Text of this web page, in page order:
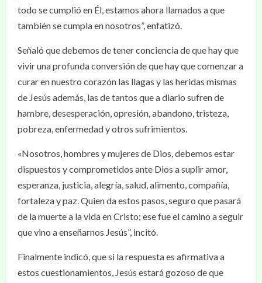
todo se cumplió en Él, estamos ahora llamados a que
también se cumpla en nosotros”, enfatizó.
Señaló que debemos de tener conciencia de que hay que
vivir una profunda conversión de que hay que comenzar a
curar en nuestro corazón las llagas y las heridas mismas
de Jesús además, las de tantos que a diario sufren de
hambre, desesperación, opresión, abandono, tristeza,
pobreza, enfermedad y otros sufrimientos.
«Nosotros, hombres y mujeres de Dios, debemos estar
dispuestos y comprometidos ante Dios a suplir amor,
esperanza, justicia, alegría, salud, alimento, compañía,
fortaleza y paz. Quien da estos pasos, seguro que pasará
de la muerte a la vida en Cristo; ese fue el camino a seguir
que vino a enseñarnos Jesús”, incitó.
Finalmente indicó, que si la respuesta es afirmativa a
estos cuestionamientos, Jesús estará gozoso de que